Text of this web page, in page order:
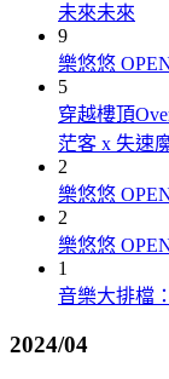
未來未來
9
樂悠悠
5
穿越樓頂
茫客 x 失速
2
樂悠悠
2
樂悠悠
1
音樂大排檔
2024/04